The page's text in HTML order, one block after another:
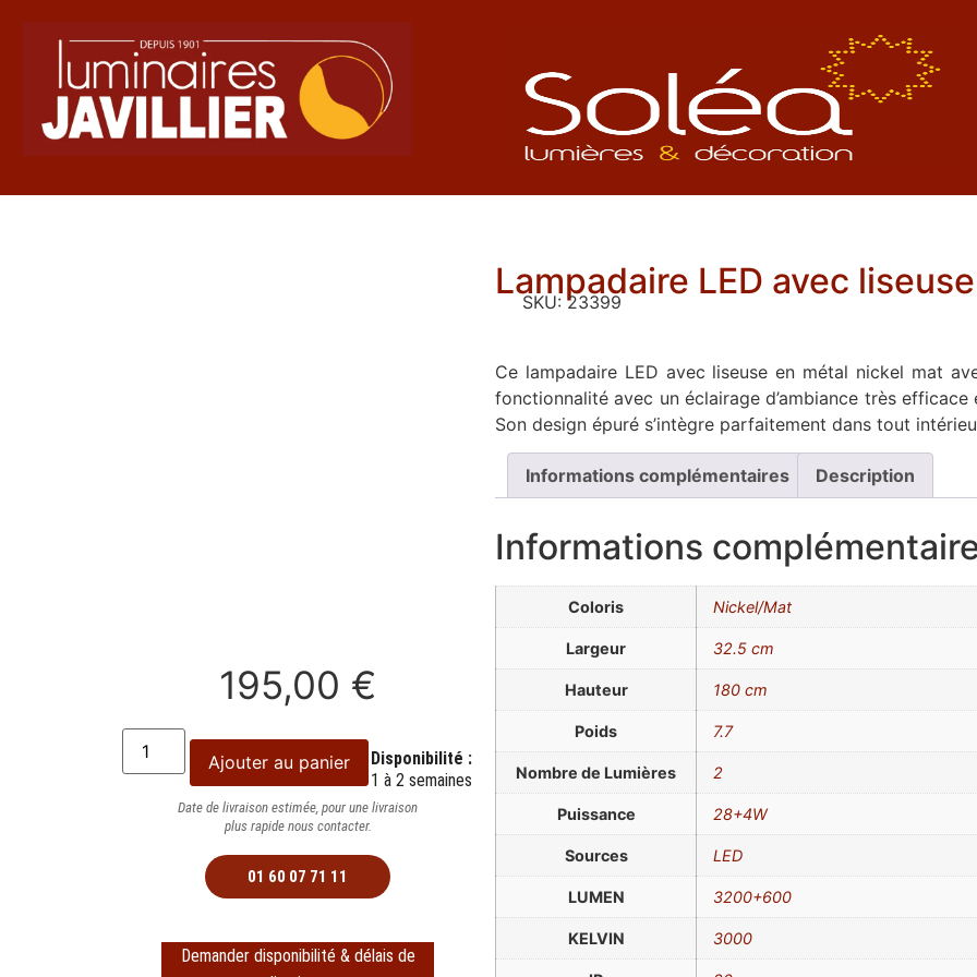
195,00 €
Ajouter au panier
Disponibilité :
1 à 2 semaines
Date de livraison estimée, pour une livraison
plus rapide nous contacter.
01 60 07 71 11
Demander disponibilité & délais de
Lampadaire LED avec
SKU: 23399
Ce lampadaire LED avec liseuse en métal nickel mat
fonctionnalité avec un éclairage d’ambiance très
Son design épuré s’intègre parfaitement dans tout
Informations complémentaires Description
Informations
Coloris Nickel/Mat
Largeur 32.5 cm
Hauteur 180 cm
Poids 7.7
Nombre de Lumières 2
Puissance 28+4W
Sources LED
LUMEN 3200+600
KELVIN 3000